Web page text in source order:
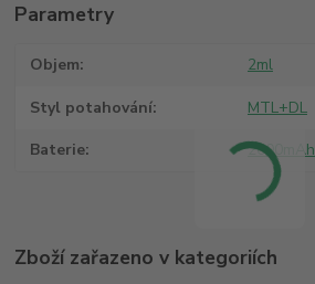
Parametry
Objem 2ml
Styl potahování MTL+DL
Baterie 2000mAh
Zboží zařazeno v kategoriích